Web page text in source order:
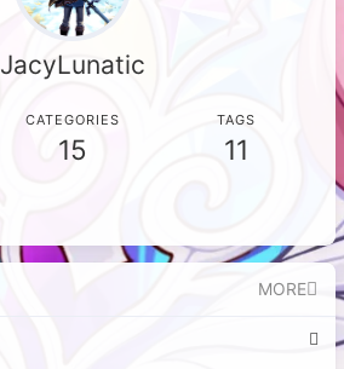
JacyLunatic
CATEGORIES
15
TAGS
11
MORE